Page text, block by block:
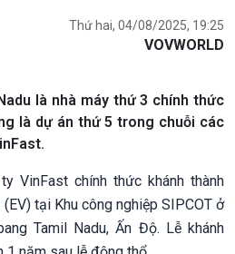
Thứ hai, 04/08/2025, 19:25
VOVWORLD
là nhà máy thứ 3 chính thức
là dự án thứ 5 trong chuỗi các
VinFast chính thức khánh thành
tại Khu công nghiệp SIPCOT ở
Tamil Nadu, Ấn Độ. Lễ khánh